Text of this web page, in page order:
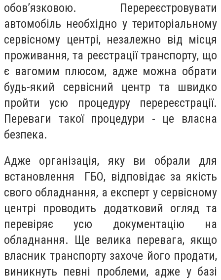
обов’язковою. Перереєстровувати
автомобіль необхідно у територіальному
сервісному центрі, незалежно від місця
проживання, та реєстрації транспорту, що
є вагомим плюсом, адже можна обрати
будь-який сервісний центр та швидко
пройти усю процедуру перереєстрації.
Переваги такої процедури - це власна
безпека.
Адже організація, яку ви обрали для
встановлення ГБО, відповідає за якість
свого обладнання, а експерт у сервісному
центрі проводить додатковий огляд та
перевіряє усю документацію на
обладнання. Ще велика перевага, якщо
власник транспорту захоче його продати,
виникнуть певні проблеми, адже у базі